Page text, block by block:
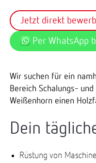
Jetzt direkt
Per WhatsApp
Wir suchen für ein
Bereich Schalungs-
Weißenhorn einen
Dein
Rüstung von